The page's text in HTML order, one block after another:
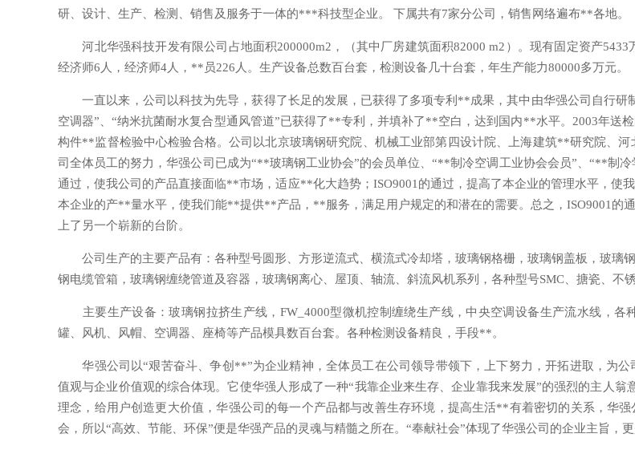
研、设计、生产、检测、销售及服务于一体的***科技型企业。 下属共有7家分公司，销售网络遍布**各地。
河北华强科技开发有限公司占地面积200000m2，（其中厂房建筑面积82000 m2）。现有固定资产
经济师6人，经济师4人，**员226人。生产设备总数百台套，检测设备几十台套，年生产能力80000多万元。
一直以来，公司以科技为先导，获得了长足的发展，已获得了多项专利**成果，其中由华强公司自行研
空调器”、“纳米抗菌耐水复合型通风管道”已获得了**专利，并填补了**空白，达到国内**水平。2003年送
构件**监督检验中心检验合格。公司以北京玻璃钢研究院、机械工业部第四设计院、上海建筑**研究院、
司全体员工的努力，华强公司已成为“**玻璃钢工业协会”的会员单位、“**制冷空调工业协会会员”、“**制
通过，使我公司的产品直接面临**市场，适应**化大趋势；ISO9001的通过，提高了本企业的管理水平，使
本企业的产**量水平，使我们能**提供**产品，**服务，满足用户规定的和潜在的需要。总之，ISO9001的
上了另一个崭新的台阶。
公司生产的主要产品有：各种型号圆形、方形逆流式、横流式冷却塔，玻璃钢格栅，玻璃钢盖板，玻璃
钢电缆管箱，玻璃钢缠绕管道及容器，玻璃钢离心、屋顶、轴流、斜流风机系列，各种型号SMC、搪瓷、不
主要生产设备：玻璃钢拉挤生产线，FW_4000型微机控制缠绕生产线，中央空调设备生产流水线，各
罐、风机、风帽、空调器、座椅等产品模具数百台套。各种检测设备精良，手段**。
华强公司以“艰苦奋斗、争创**”为企业精神，全体员工在公司领导带领下，上下努力，开拓进取，为
值观与企业价值观的综合体现。它使华强人形成了一种“我靠企业来生存、企业靠我来发展”的强烈的主人
理念，给用户创造更大价值，华强公司的每一个产品都与改善生存环境，提高生活**有着密切的关系，华
会，所以“高效、节能、环保”便是华强产品的灵魂与精髓之所在。“奉献社会”体现了华强公司的企业主旨，